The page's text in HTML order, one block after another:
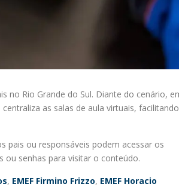
no Rio Grande do Sul. Diante do cenário,
centraliza as salas de aula virtuais, facilitando
pais ou responsáveis podem acessar os
ou senhas para visitar o conteúdo.
, EMEF Firmino Frizzo, EMEF Horacio